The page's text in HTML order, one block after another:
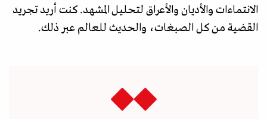
الانتماءات والأديان والأعراق لتحليل المشهد. كنت أريد تجريد
القضية من كل الصبغات، والحديث للعالم عبر ذلك.